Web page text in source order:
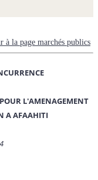
à la page marchés publics
L'AMENAGEMENT
A AFAAHITI